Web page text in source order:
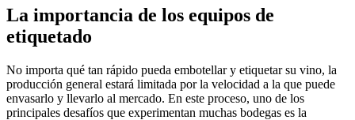
La importancia de los equipos de
etiquetado
No importa qué tan rápido pueda embotellar y etiquetar su vino, la
producción general estará limitada por la velocidad a la que puede
envasarlo y llevarlo al mercado. En este proceso, uno de los
principales desafíos que experimentan muchas bodegas es la